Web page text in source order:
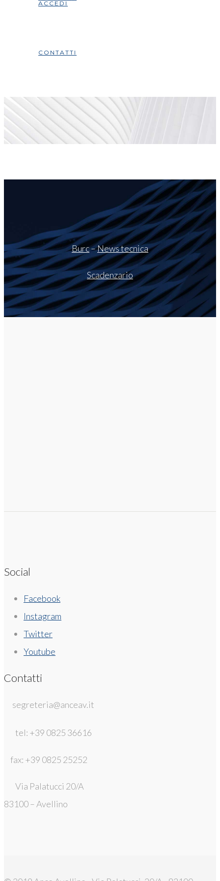
ACCEDI
CONTATTI
Burc–News tecnica
Scadenzario
Social
Facebook
Instagram
Twitter
Youtube
Contatti
segreteria@anceav.it
tel: +39 0825 36616
fax: +39 0825 25252
Via Palatucci 20/A
83100 – Avellino